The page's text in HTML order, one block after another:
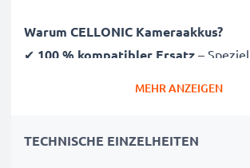
Warum CELLONIC Kameraakkus?
✔ 100 % kompatibler Ersatz –
✔Garantierte 2200mAh Kapazität
MEHR ANZEIGEN
TECHNISCHE EINZELHEITEN